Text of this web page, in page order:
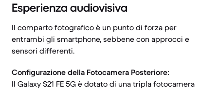
Esperienza audiovisiva
Il comparto fotografico è un punto di forza per
entrambi gli smartphone, sebbene con approcci e
sensori differenti.
Configurazione della Fotocamera Posteriore:
Il Galaxy S21 FE 5G è dotato di una tripla fotocamera